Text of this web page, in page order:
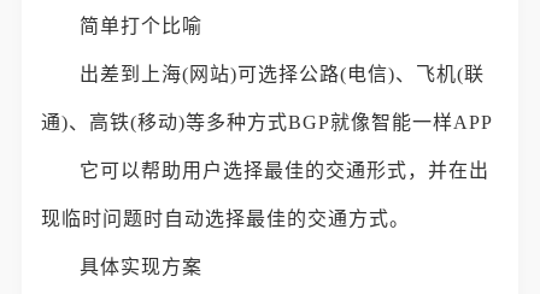
简单打个比喻
出差到上海(网站)可选择公路(电信)、飞机(联
通)、高铁(移动)等多种方式BGP就像智能一样APP
它可以帮助用户选择最佳的交通形式，并在出
现临时问题时自动选择最佳的交通方式。
具体实现方案